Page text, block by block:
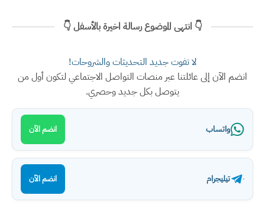
👇 انتهى الموضوع رسالة اخيرة بالأسفل 👇
لا تفوت جديد التحديثات والشروحات!
انضم الآن إلى عائلتنا عبر منصات التواصل الاجتماعي لتكون أول من
يتوصل بكل جديد وحصري.
واتساب انضم الآن
تيليجرام انضم الآن